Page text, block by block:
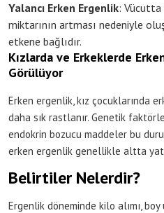
Yalancı Erken Ergenlik: Vücutta
miktarının artması nedeniyle
etkene bağlıdır.
Kızlarda ve Erkeklerde
Görülüyor
Erken ergenlik, kız çocuklarında
daha sık rastlanır. Genetik
endokrin bozucu maddeler bu
erken ergenlik genellikle altta
Belirtiler Nelerdir?
Ergenlik döneminde kilo alımı, boy